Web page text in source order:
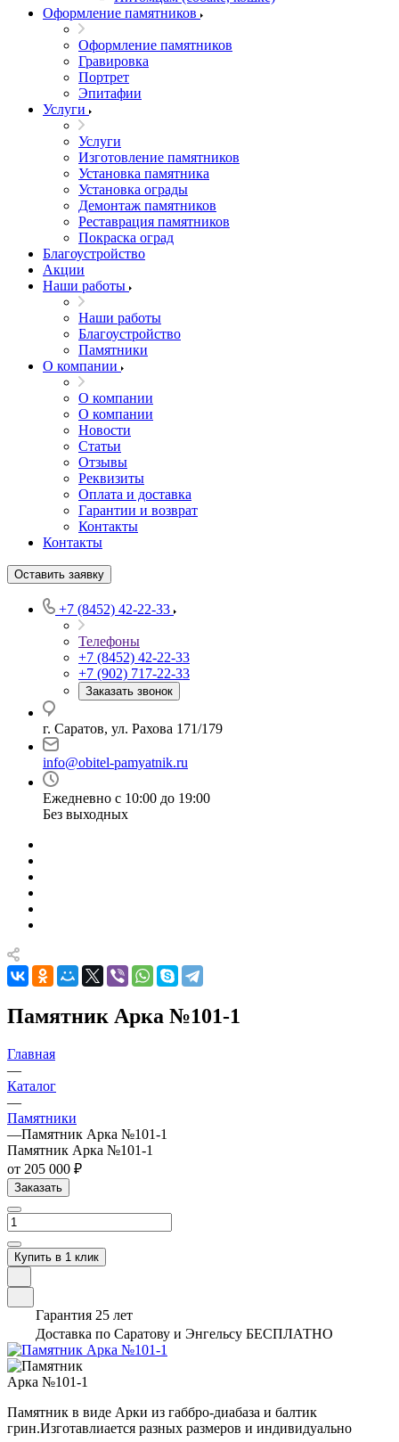
Оформление памятников
Оформление памятников
Гравировка
Портрет
Эпитафии
Услуги
Услуги
Изготовление памятников
Установка памятника
Установка ограды
Демонтаж памятников
Реставрация памятников
Покраска оград
Благоустройство
Акции
Наши работы
Наши работы
Благоустройство
Памятники
О компании
О компании
О компании
Новости
Статьи
Отзывы
Реквизиты
Оплата и доставка
Гарантии и возврат
Контакты
Контакты
Оставить заявку
+7 (8452) 42-22-33
Телефоны
+7 (8452) 42-22-33
+7 (902) 717-22-33
Заказать звонок
г. Саратов, ул. Рахова 171/179
info@obitel-pamyatnik.ru
Ежедневно с 10:00 до 19:00
Без выходных
Памятник Арка №101-1
Главная
—
Каталог
—
Памятники
—Памятник Арка №101-1
Памятник Арка №101-1
от 205 000 ₽
Заказать
Купить в 1 клик
Гарантия 25 лет
Доставка по Саратову и Энгельсу БЕСПЛАТНО
Памятник в виде Арки из габбро-диабаза и балтик
грин.Изготавлиается разных размеров и индивидуально